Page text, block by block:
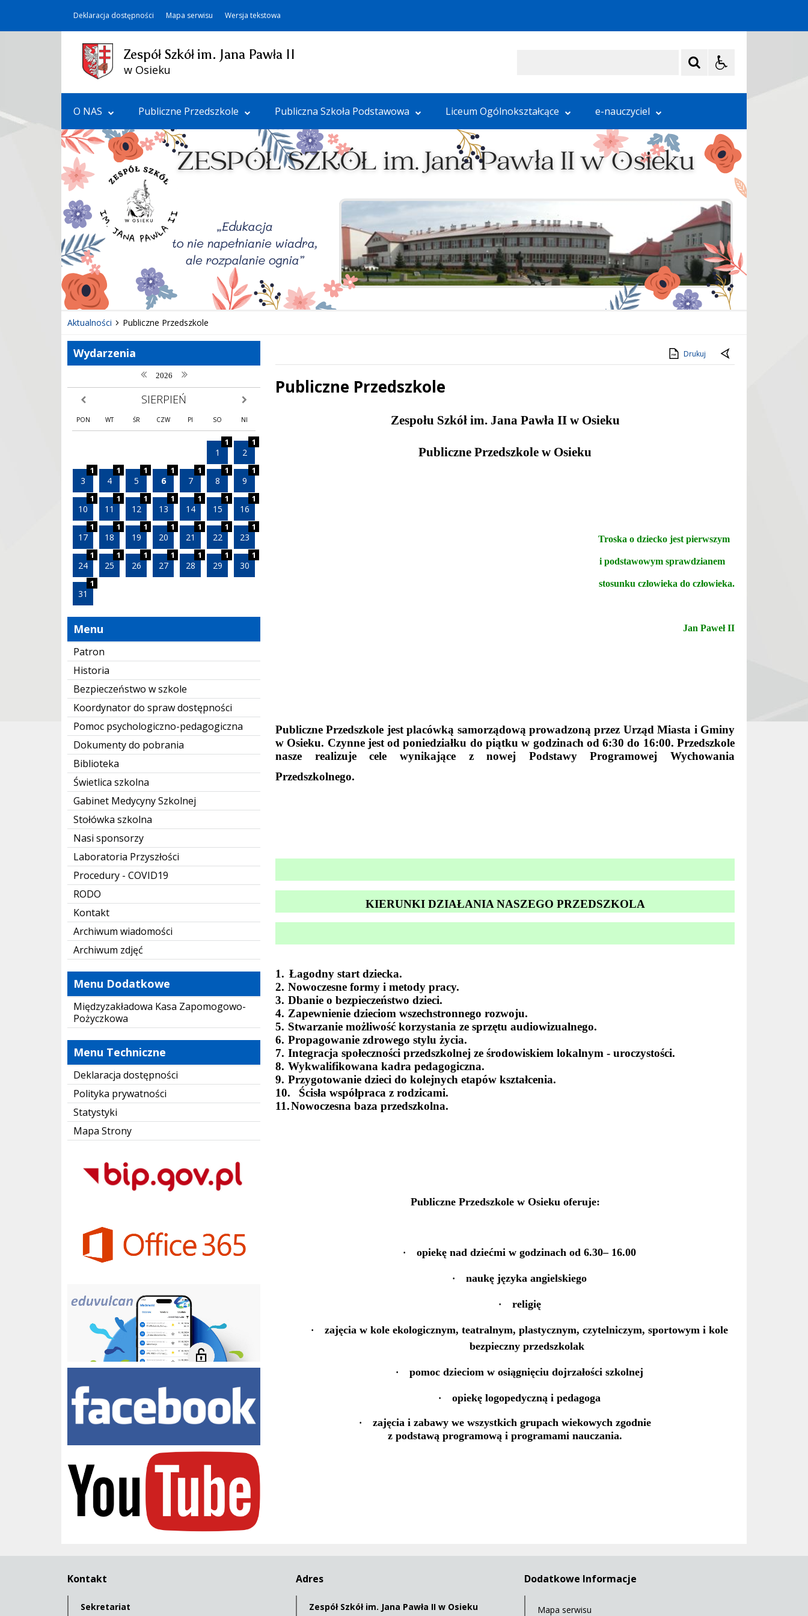
Deklaracja dostępności Mapa serwisu Wersja tekstowa
Zespół Szkół im. Jana Pawła II
w Osieku
O NAS Publiczne Przedszkole Publiczna Szkoła Podstawowa Liceum Ogólnokształcące e-nauczyciel
Aktualności Publiczne Przedszkole
Wydarzenia
poprzedni rok
2026 następny rok
poprzedni miesiąc SIERPIEŃ następny miesiąc
PON WT ŚR CZW PI SO NI
1
1
2
1
3
1
4
1
5
1
6
1
7
1
8
1
9
1
10
1
11
1
12
1
13
1
14
1
15
1
16
1
17
1
18
1
19
1
20
1
21
1
22
1
23
1
24
1
25
1
26
1
27
1
28
1
29
1
30
1
31
1
Menu
Patron
Historia
Bezpieczeństwo w szkole
Koordynator do spraw dostępności
Pomoc psychologiczno-pedagogiczna
Dokumenty do pobrania
Biblioteka
Świetlica szkolna
Gabinet Medycyny Szkolnej
Stołówka szkolna
Nasi sponsorzy
Laboratoria Przyszłości
Procedury - COVID19
RODO
Kontakt
Archiwum wiadomości
Archiwum zdjęć
Menu Dodatkowe
Międzyzakładowa Kasa Zapomogowo-
Pożyczkowa
Menu Techniczne
Deklaracja dostępności
Polityka prywatności
Statystyki
Mapa Strony
Drukuj
Publiczne Przedszkole
Zespołu Szkół im. Jana Pawła II w Osieku
Publiczne Przedszkole w Osieku
Troska o dziecko jest pierwszym
i podstawowym sprawdzianem
stosunku człowieka do człowieka.
Jan PawełII
Publiczne Przedszkole jest placówką samorządową prowadzoną przez Urząd Miasta i Gminy
w Osieku. Czynne jest od poniedziałku do piątku w godzinach od 6:30 do 16:00. Przedszkole
nasze realizuje cele wynikające z nowej Podstawy Programowej Wychowania
Przedszkolnego.
KIERUNKI DZIAŁANIA NASZEGO PRZEDSZKOLA
1. Łagodny start dziecka.
2. Nowoczesne formy i metody pracy.
3. Dbanie o bezpieczeństwo dzieci.
4. Zapewnienie dzieciom wszechstronnego rozwoju.
5. Stwarzanie możliwość korzystania ze sprzętu audiowizualnego.
6. Propagowanie zdrowego stylu życia.
7. Integracja społeczności przedszkolnej ze środowiskiem lokalnym - uroczystości.
8. Wykwalifikowana kadra pedagogiczna.
9. Przygotowanie dzieci do kolejnych etapów kształcenia.
10.
Ścisła współpraca z rodzicami.
11.Nowoczesna baza przedszkolna.
Publiczne Przedszkole w Osieku oferuje:
· opiekę nad dziećmi w godzinach od 6.30– 16.00
· naukę języka angielskiego
· religię
·
zajęcia w kole ekologicznym, teatralnym, plastycznym, czytelniczym, sportowym i kole
bezpieczny przedszkolak
· pomoc dzieciom w osiągnięciu dojrzałości szkolnej
· opiekę logopedyczną i pedagoga
·
zajęcia i zabawy we wszystkich grupach wiekowych zgodnie
z podstawą programową i programami nauczania.
Kontakt
Sekretariat
Adres
Zespół Szkół im. Jana Pawła II w Osieku
Dodatkowe Informacje
Mapa serwisu